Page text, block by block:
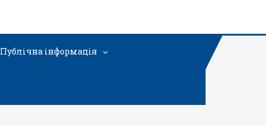
Публічна інформація